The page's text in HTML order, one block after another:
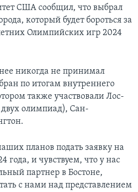
США сообщил, что выбрал
который будет бороться за
Олимпийских игр 2024
никогда не принимал
по итогам внутреннего
также участвовали Лос-
олимпиад), Сан-
планов подать заявку на
года, и чувствуем, что у нас
партнер в Бостоне,
с нами над представлением